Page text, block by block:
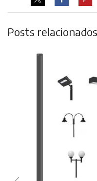
Posts relacionados